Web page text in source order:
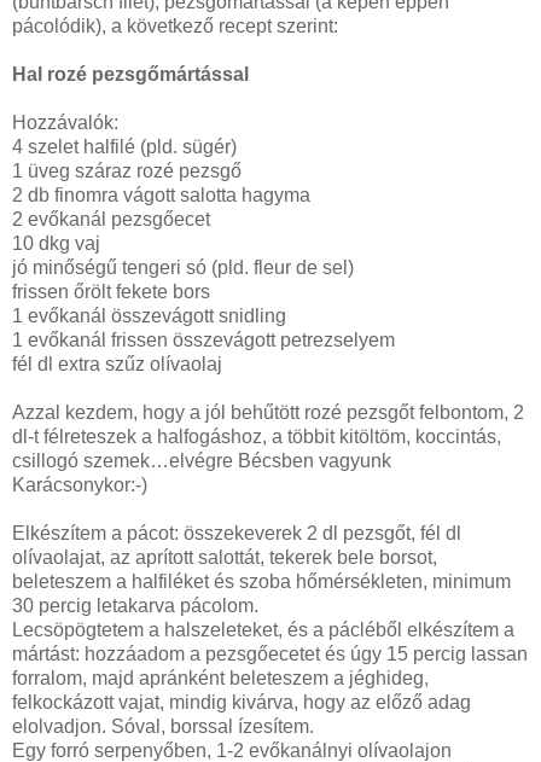
pácolódik), a következő recept szerint:
Hal rozé pezsgőmártással
Hozzávalók:
4 szelet halfilé (pld. sügér)
1 üveg száraz rozé pezsgő
2 db finomra vágott salotta hagyma
2 evőkanál pezsgőecet
10 dkg vaj
jó minőségű tengeri só (pld. fleur de sel)
frissen őrölt fekete bors
1 evőkanál összevágott snidling
1 evőkanál frissen összevágott petrezselyem
fél dl extra szűz olívaolaj
Azzal kezdem, hogy a jól behűtött rozé pezsgőt felbontom, 2
dl-t félreteszek a halfogáshoz, a többit kitöltöm, koccintás,
csillogó szemek…elvégre Bécsben vagyunk
Karácsonykor:-)
Elkészítem a pácot: összekeverek 2 dl pezsgőt, fél dl
olívaolajat, az aprított salottát, tekerek bele borsot,
beleteszem a halfiléket és szoba hőmérsékleten, minimum
30 percig letakarva pácolom.
Lecsöpögtetem a halszeleteket, és a pácléből elkészítem a
mártást: hozzáadom a pezsgőecetet és úgy 15 percig lassan
forralom, majd apránként beleteszem a jéghideg,
felkockázott vajat, mindig kivárva, hogy az előző adag
elolvadjon. Sóval, borssal ízesítem.
Egy forró serpenyőben, 1-2 evőkanálnyi olívaolajon